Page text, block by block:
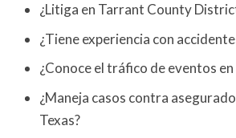
¿Litiga en Tarrant County
¿Tiene experiencia con
¿Conoce el tráfico de eventos
¿Maneja casos contra
Texas?